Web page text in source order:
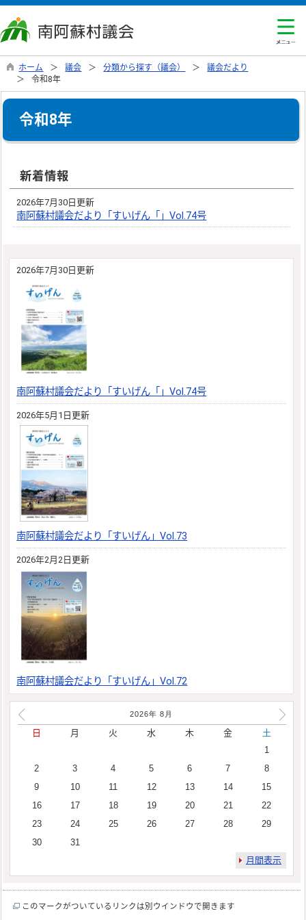
ホーム 議会 分類から探す（議会）
議会だより
令和8年
令和8年
新着情報
2026年7月30日更新
南阿蘇村議会だより「すいげん「」Vol.74号
2026年7月30日更新
南阿蘇村議会だより「すいげん「」Vol.74号
2026年5月1日更新
南阿蘇村議会だより「すいげん」Vol.73
2026年2月2日更新
南阿蘇村議会だより「すいげん」Vol.72
2026年 8 月
日 月 火 水 木 金
土
1
2
3 4 5 6 7
8
9
10 11 12 13 14
15
16
17 18 19 20 21
22
23
24 25 26 27 28
29
30
31
月間表示
このマークがついているリンクは別ウインドウで開きます